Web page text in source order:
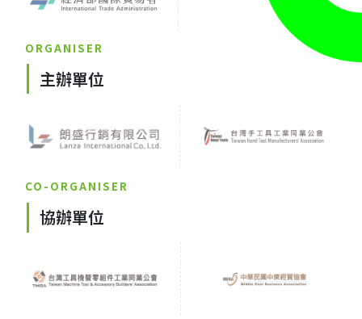
ORGANISER
主辦單位
CO-ORGANISER
協辦單位